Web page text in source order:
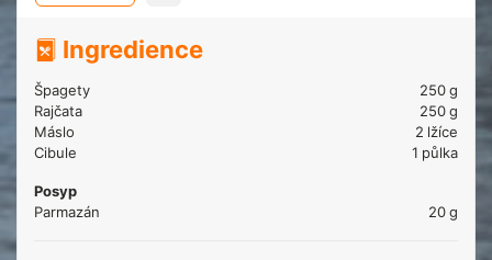
Ingredience
Špagety 250g
Rajčata
250g
Máslo
2 lžíce
Cibule
1 půlka
Posyp
Parmazán
20g